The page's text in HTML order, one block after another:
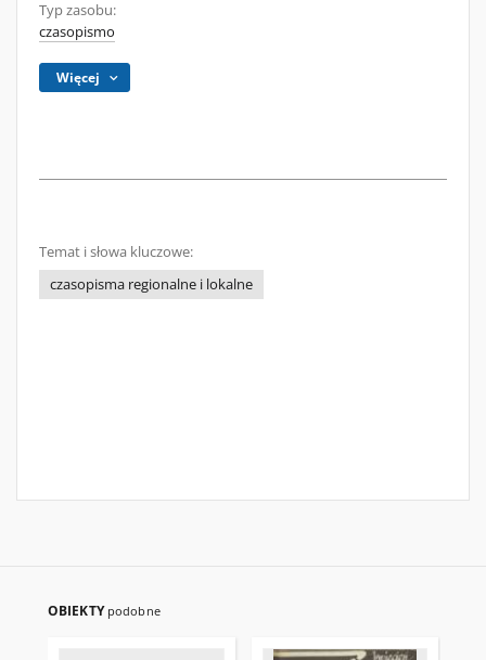
Typ zasobu:
czasopismo
Więcej
Temat i słowa kluczowe:
czasopisma regionalne i lokalne
OBIEKTY podobne